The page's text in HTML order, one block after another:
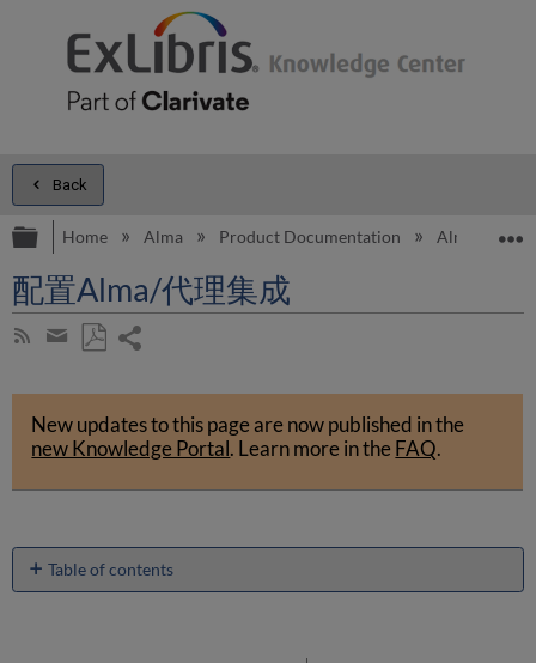
Back
Expand/collapse global hierarchy
Home Alma Product Documentation Alma Online
配置Alma/代理集成
Subscribe
RSS
Share
by
email
as
PDF
New updates to this page are now published in the
new Knowledge Portal. Learn more in theFAQ.
Table of contents